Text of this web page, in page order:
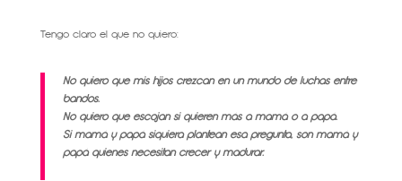
Tengo claro el que no quiero:
No quiero que mis hijos crezcan en un mundo de luchas entre
bandos.
No quiero que escojan si quieren más a mamá o a papá.
Si mamá y papá siquiera plantean esa pregunta, son mamá y
papá quienes necesitan crecer y madurar.